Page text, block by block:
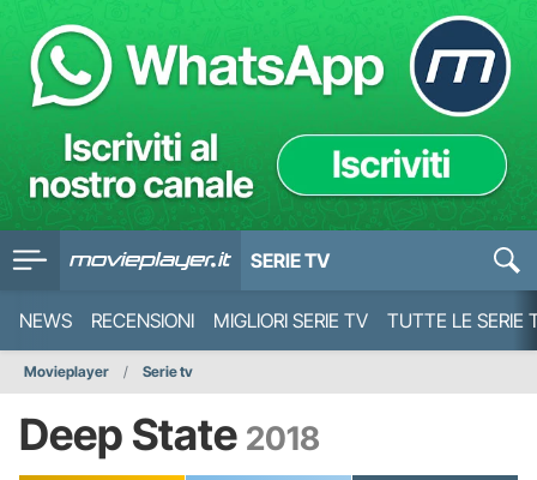
SERIE TV
NEWS RECENSIONI MIGLIORI SERIE TV TUTTE LE SERIE
Movieplayer Serie tv
Deep State 2018